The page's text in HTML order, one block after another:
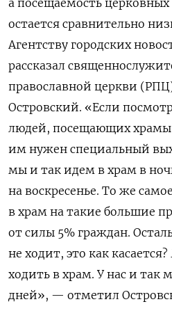
остается сравнительно
Агентству городских
рассказал
православной церкви
Островский. «Если
людей, посещающих
им нужен специальный
мы и так идем в храм в
на воскресенье. То же
в храм на такие большие
от силы 5% граждан.
не ходит, это как
ходить в храм. У нас и так
дней», — отметил